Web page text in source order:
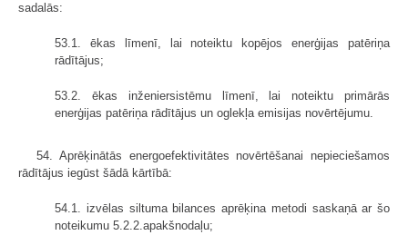
sadalās:
53.1. ēkas līmenī, lai noteiktu kopējos enerģijas patēriņa
rādītājus;
53.2. ēkas inženiersistēmu līmenī, lai noteiktu primārās
enerģijas patēriņa rādītājus un oglekļa emisijas novērtējumu.
54. Aprēķinātās energoefektivitātes novērtēšanai nepieciešamos
rādītājus iegūst šādā kārtībā:
54.1. izvēlas siltuma bilances aprēķina metodi saskaņā ar šo
noteikumu 5.2.2.apakšnodaļu;